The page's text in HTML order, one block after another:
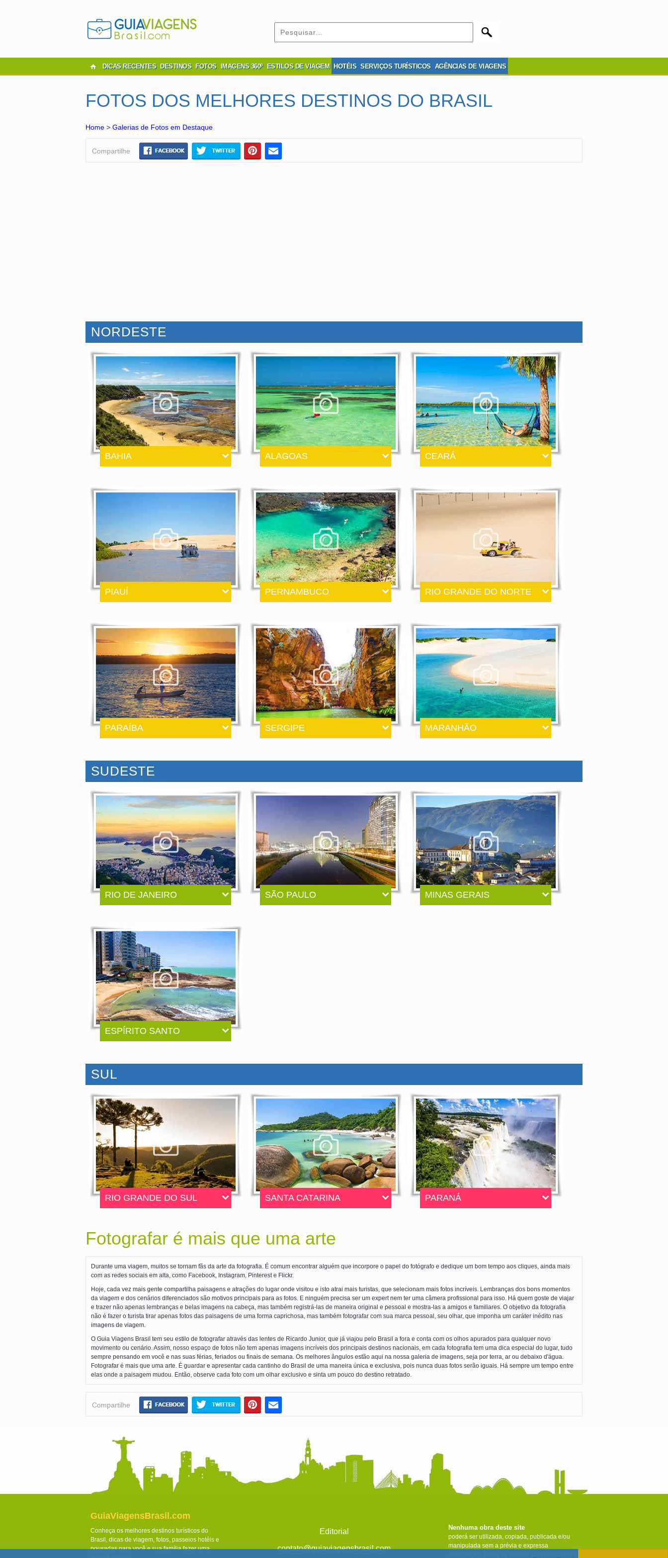
DICAS RECENTES DESTINOS FOTOS IMAGENS 360º ESTILOS DE VIAGEM HOTÉIS SERVIÇOS TURÍSTICOS AGÊNCIAS DE VIAGENS
Home > Galerias de Fotos em Destaque
Compartilhe
NORDESTE
BAHIA ALAGOAS CEARÁ
PIAUÍ PERNAMBUCO RIO GRANDE DO NORTE
PARAÍBA SERGIPE MARANHÃO
SUDESTE
RIO DE JANEIRO SÃO PAULO MINAS GERAIS
ESPÍRITO SANTO
SUL
RIO GRANDE DO SUL SANTA CATARINA PARANÁ
Fotografar é mais que uma arte
Durante uma viagem, muitos se tornam fãs da arte da fotografia. É comum encontrar alguém que incorpore o papel do fotógrafo e dedique um bom tempo aos cliques, ainda mais
com as redes sociais em alta, como Facebook, Instagram, Pinterest e Flickr.
Hoje, cada vez mais gente compartilha paisagens e atrações do lugar onde visitou e isto atrai mais turistas, que selecionam mais fotos incríveis. Lembranças dos bons momentos
da viagem e dos cenários diferenciados são motivos principais para as fotos. E ninguém precisa ser um expert nem ter uma câmera profissional para isso. Há quem goste de viajar
e trazer não apenas lembranças e belas imagens na cabeça, mas também registrá-las de maneira original e pessoal e mostra-las a amigos e familiares. O objetivo da fotografia
não é fazer o turista tirar apenas fotos das paisagens de uma forma caprichosa, mas também fotografar com sua marca pessoal, seu olhar, que imponha um caráter inédito nas
imagens de viagem.
O Guia Viagens Brasil tem seu estilo de fotografar através das lentes de Ricardo Junior, que já viajou pelo Brasil a fora e conta com os olhos apurados para qualquer novo
movimento ou cenário. Assim, nosso espaço de fotos não tem apenas imagens incríveis dos principais destinos nacionais, em cada fotografia tem uma dica especial do lugar, tudo
sempre pensando em você e nas suas férias, feriados ou finais de semana. Os melhores ângulos estão aqui na nossa galeria de imagens, seja por terra, ar ou debaixo d'água.
Fotografar é mais que uma arte. É guardar e apresentar cada cantinho do Brasil de uma maneira única e exclusiva, pois nunca duas fotos serão iguais. Há sempre um tempo entre
elas onde a paisagem mudou. Então, observe cada foto com um olhar exclusivo e sinta um pouco do destino retratado.
Compartilhe
GuiaViagensBrasil.com
Conheça os melhores destinos turísticos do
Brasil, dicas de viagem, fotos, passeios hotéis e
pousadas para você e sua família fazer uma
Editorial
contato@guiaviagensbrasil.com
Nenhuma obra deste site
poderá ser utilizada, copiada, publicada e/ou
manipulada sem a prévia e expressa
autorização. Todos os direitos são reservados e